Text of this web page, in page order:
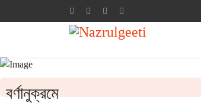
বর্ণানুক্রমে